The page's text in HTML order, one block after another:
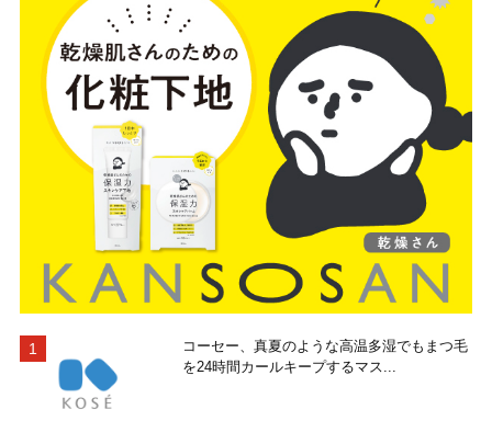
コーセー、真夏のような高温多湿でもまつ毛
を24時間カールキープするマス...